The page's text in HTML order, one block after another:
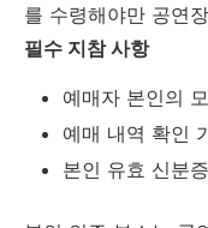
를 수령해야만 공연
필수 지참 사항
예매자 본인의
예매 내역 확인
본인 유효 신분